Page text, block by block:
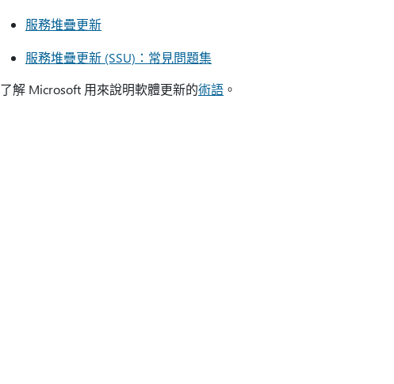
服務堆疊更新
服務堆疊更新 (SSU)：常見問題集
了解 Microsoft 用來說明軟體更新的術語 。